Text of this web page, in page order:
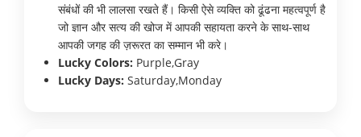
संबंधों की भी लालसा रखते हैं। किसी ऐसे व्यक्ति को ढूंढना महत्वपूर्ण है
जो ज्ञान और सत्य की खोज में आपकी सहायता करने के साथ-साथ
आपकी जगह की ज़रूरत का सम्मान भी करे।
Lucky Colors: Purple,Gray
Lucky Days: Saturday,Monday